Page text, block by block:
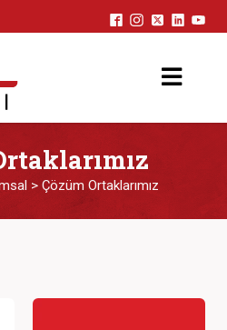
> Çözüm Ortaklarımız